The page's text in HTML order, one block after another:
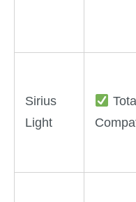
Sirius
Light